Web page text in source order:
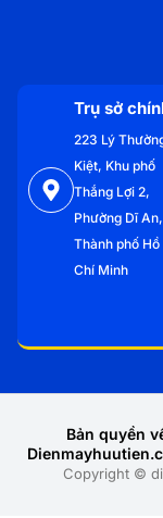
Trụ sở
223 Lý
Kiệt, Khu phố
Thắng Lợi 2,
Phường Dĩ An,
Thành phố Hồ
Chí Minh
Copyright ©
Bản quyền